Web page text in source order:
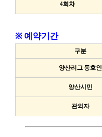
4회차
※ 예약기간
구분
양산리그 동호인
양산시민
관외자